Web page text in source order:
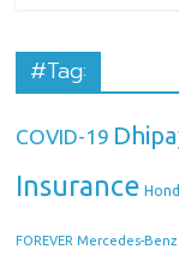
#Tag:
COVID-19
Insurance
FOREVER Mercedes-Benz